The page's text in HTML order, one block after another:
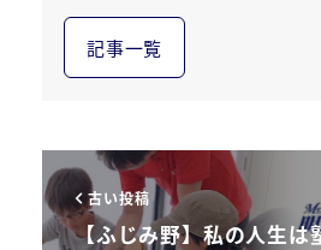
記事一覧
古い投稿
【ふじみ野】私の人生は